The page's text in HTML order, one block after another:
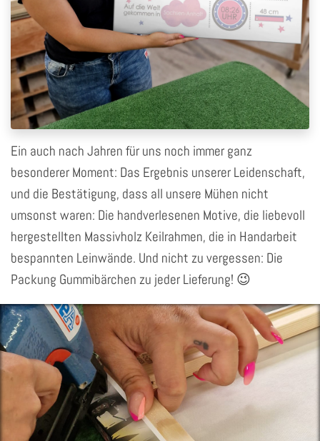
Ein auch nach Jahren für uns noch immer ganz
besonderer Moment: Das Ergebnis unserer Leidenschaft,
und die Bestätigung, dass all unsere Mühen nicht
umsonst waren: Die handverlesenen Motive, die liebevoll
hergestellten Massivholz Keilrahmen, die in Handarbeit
bespannten Leinwände. Und nicht zu vergessen: Die
Packung Gummibärchen zu jeder Lieferung! 😉